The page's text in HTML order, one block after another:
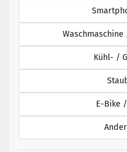
Kühl- /
E-Bike